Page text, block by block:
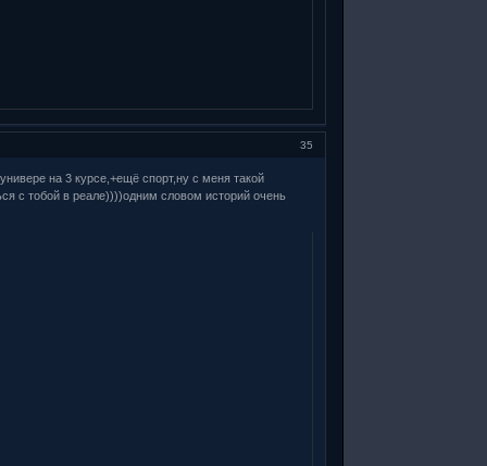
35
на 3 курсе,+ещё спорт,ну с меня такой
с тобой в реале))))одним словом историй очень